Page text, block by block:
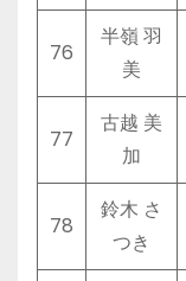
76
半嶺 羽
美
77
古越 美
加
78
鈴木 さ
つき